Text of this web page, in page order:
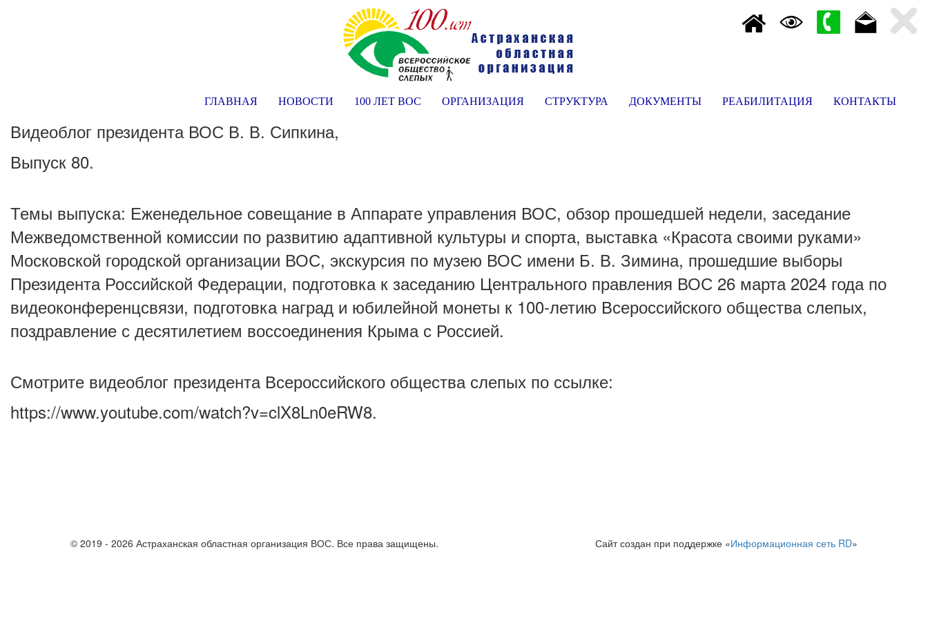
ГЛАВНАЯ НОВОСТИ 100 ЛЕТ ВОС ОРГАНИЗАЦИЯ СТРУКТУРА ДОКУМЕНТЫ РЕАБИЛИТАЦИЯ КОНТАКТЫ
Видеоблог президента ВОС В. В. Сипкина,
Выпуск 80.
Темы выпуска: Еженедельное совещание в Аппарате управления ВОС, обзор прошедшей недели, заседание
Межведомственной комиссии по развитию адаптивной культуры и спорта, выставка «Красота своими руками»
Московской городской организации ВОС, экскурсия по музею ВОС имени Б. В. Зимина, прошедшие выборы
Президента Российской Федерации, подготовка к заседанию Центрального правления ВОС 26 марта 2024 года по
видеоконференцсвязи, подготовка наград и юбилейной монеты к 100-летию Всероссийского общества слепых,
поздравление с десятилетием воссоединения Крыма с Россией.
Смотрите видеоблог президента Всероссийского общества слепых по ссылке:
https://www.youtube.com/watch?v=clX8Ln0eRW8.
© 2019 - 2026 Астраханская областная организация ВОС. Все права защищены. Сайт создан при поддержке «Информационная сеть RD»